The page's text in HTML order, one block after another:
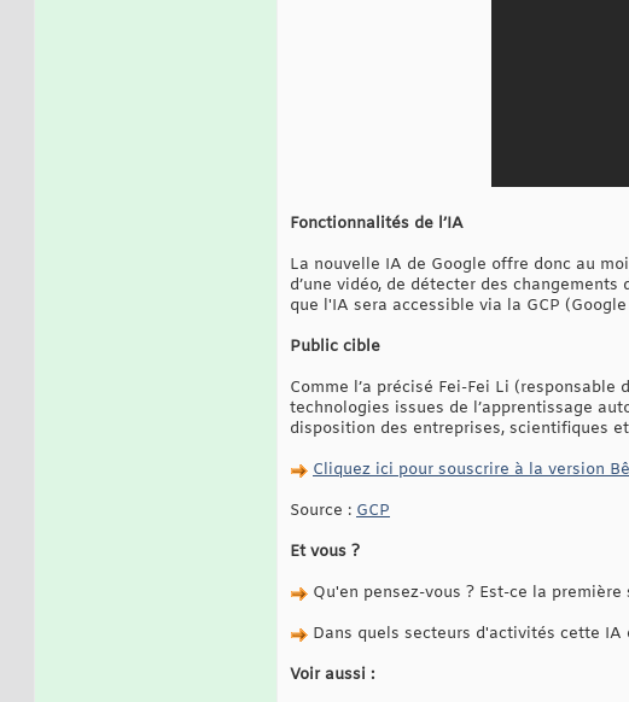
Fonctionnalités de l’IA
La nouvelle IA de Google offre donc au
d’une vidéo, de détecter des
que l'IA sera accessible via la GCP
Public cible
Comme l’a précisé Fei-Fei Li
technologies issues de l’apprentissage
disposition des entreprises, scientifiques
Cliquez ici pour souscrire à la version
Source : GCP
Et vous ?
Qu'en pensez-vous ? Est-ce la
Dans quels secteurs d'activités cette
Voir aussi :